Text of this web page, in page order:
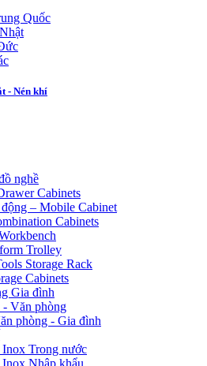
Quốc
- Nén khí
nghề
Cabinets
– Mobile Cabinet
Cabinets
Trolley
Storage Rack
Cabinets
Gia đình
- Văn phòng
phòng - Gia đình
Trong nước
Nhập khẩu